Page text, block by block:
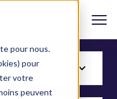
pour nous.
pour
votre
peuvent